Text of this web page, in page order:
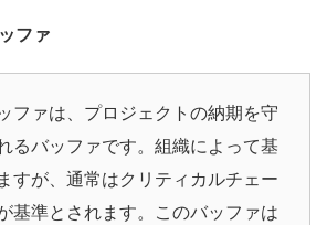
ファ
ファは、プロジェクトの納期を守
るバッファです。組織によって基
すが、通常はクリティカルチェー
基準とされます。このバッファは